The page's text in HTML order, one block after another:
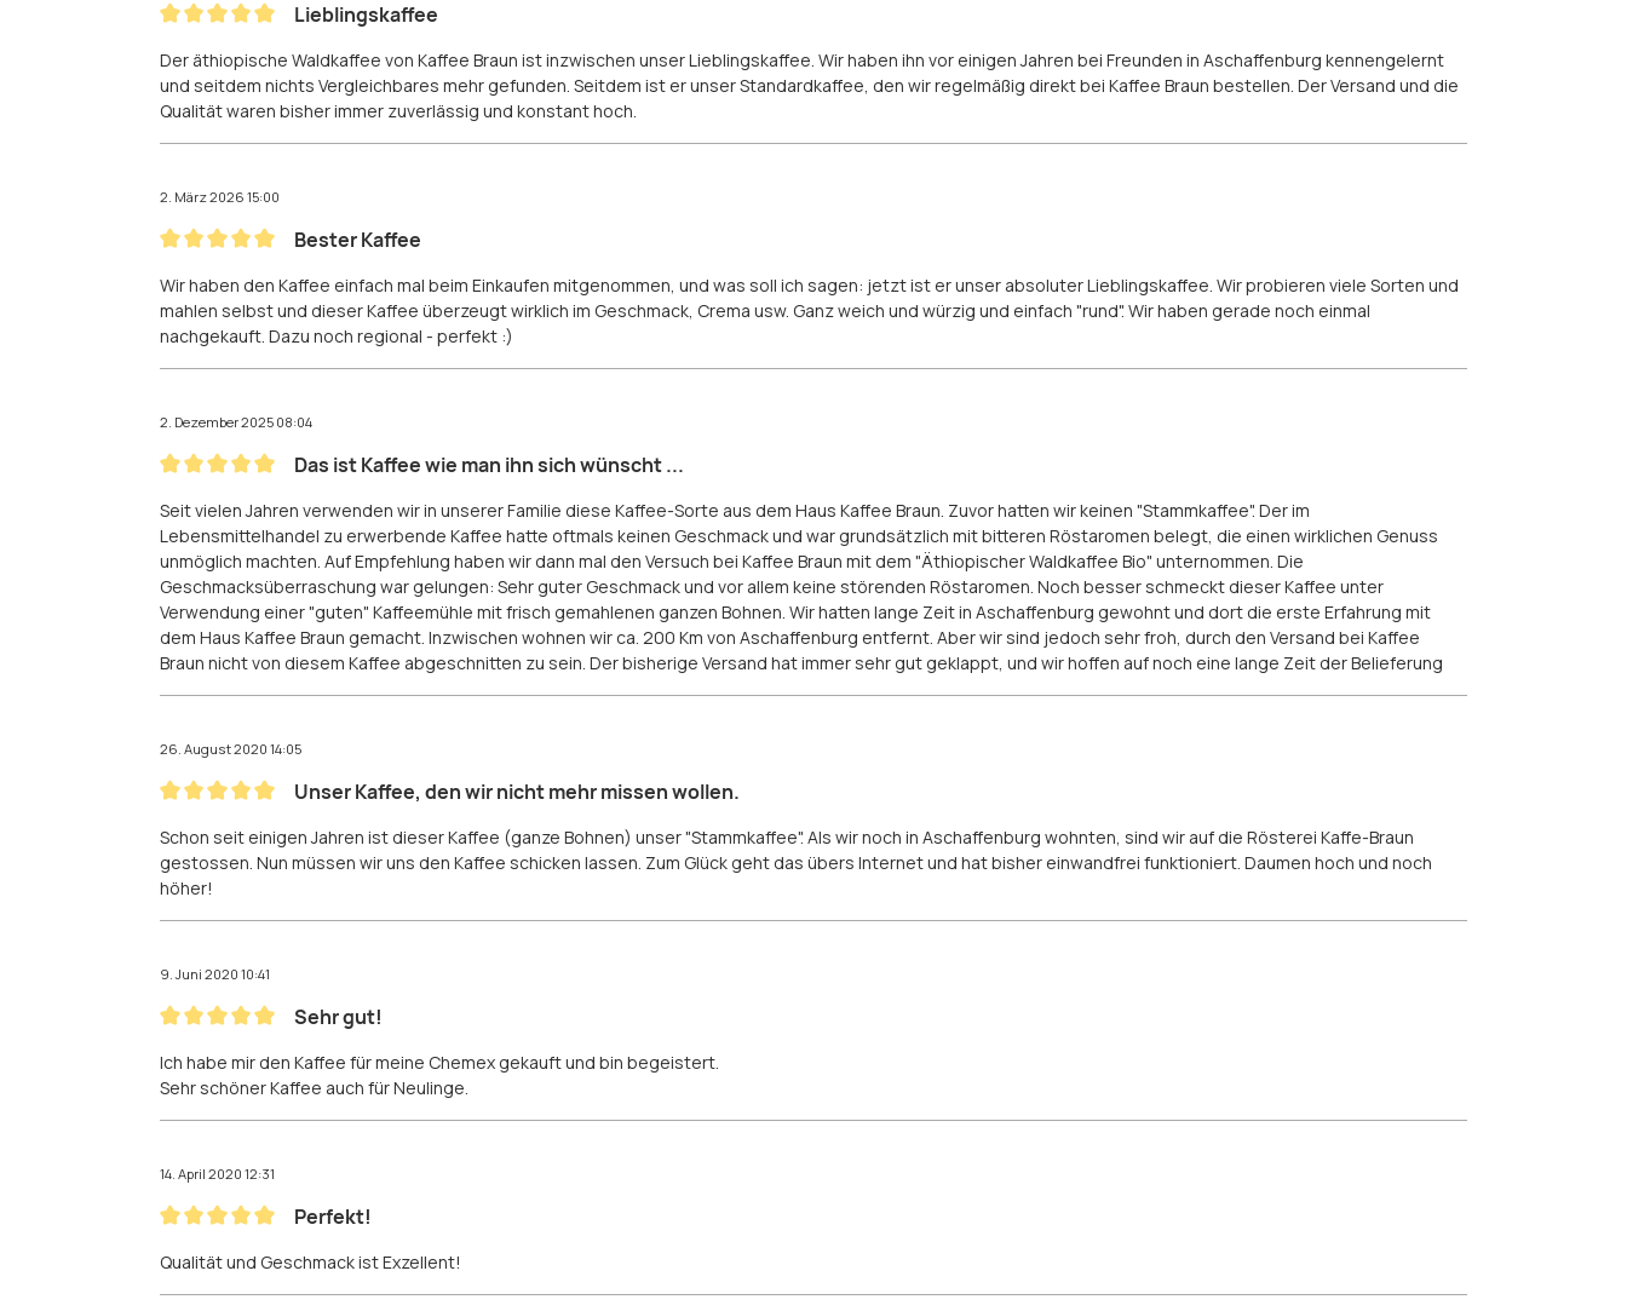
Lieblingskaffee
Der äthiopische Waldkaffee von Kaffee Braun ist inzwischen unser Lieblingskaffee. Wir haben ihn vor einigen Jahren bei Freunden in Aschaffenburg kennengelernt
und seitdem nichts Vergleichbares mehr gefunden. Seitdem ist er unser Standardkaffee, den wir regelmäßig direkt bei Kaffee Braun bestellen. Der Versand und die
Qualität waren bisher immer zuverlässig und konstant hoch.
2. März 2026 15:00
Bester Kaffee
Wir haben den Kaffee einfach mal beim Einkaufen mitgenommen, und was soll ich sagen: jetzt ist er unser absoluter Lieblingskaffee. Wir probieren viele Sorten und
mahlen selbst und dieser Kaffee überzeugt wirklich im Geschmack, Crema usw. Ganz weich und würzig und einfach "rund". Wir haben gerade noch einmal
nachgekauft. Dazu noch regional - perfekt :)
2. Dezember 2025 08:04
Das ist Kaffee wie man ihn sich wünscht ...
Seit vielen Jahren verwenden wir in unserer Familie diese Kaffee-Sorte aus dem Haus Kaffee Braun. Zuvor hatten wir keinen "Stammkaffee". Der im
Lebensmittelhandel zu erwerbende Kaffee hatte oftmals keinen Geschmack und war grundsätzlich mit bitteren Röstaromen belegt, die einen wirklichen Genuss
unmöglich machten. Auf Empfehlung haben wir dann mal den Versuch bei Kaffee Braun mit dem "Äthiopischer Waldkaffee Bio" unternommen. Die
Geschmacksüberraschung war gelungen: Sehr guter Geschmack und vor allem keine störenden Röstaromen. Noch besser schmeckt dieser Kaffee unter
Verwendung einer "guten" Kaffeemühle mit frisch gemahlenen ganzen Bohnen. Wir hatten lange Zeit in Aschaffenburg gewohnt und dort die erste Erfahrung mit
dem Haus Kaffee Braun gemacht. Inzwischen wohnen wir ca. 200 Km von Aschaffenburg entfernt. Aber wir sind jedoch sehr froh, durch den Versand bei Kaffee
Braun nicht von diesem Kaffee abgeschnitten zu sein. Der bisherige Versand hat immer sehr gut geklappt, und wir hoffen auf noch eine lange Zeit der Belieferung
26. August 2020 14:05
Unser Kaffee, den wir nicht mehr missen wollen.
Schon seit einigen Jahren ist dieser Kaffee (ganze Bohnen) unser "Stammkaffee". Als wir noch in Aschaffenburg wohnten, sind wir auf die Rösterei Kaffe-Braun
gestossen. Nun müssen wir uns den Kaffee schicken lassen. Zum Glück geht das übers Internet und hat bisher einwandfrei funktioniert. Daumen hoch und noch
höher!
9. Juni 2020 10:41
Sehr gut!
Ich habe mir den Kaffee für meine Chemex gekauft und bin begeistert.
Sehr schöner Kaffee auch für Neulinge.
14. April 2020 12:31
Perfekt!
Qualität und Geschmack ist Exzellent!